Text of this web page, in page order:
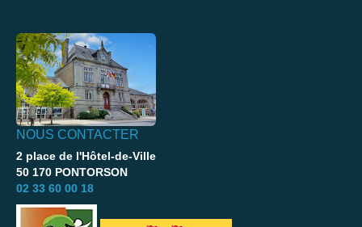
NOUS CONTACTER
2 place de l'Hôtel-de-Ville
50 170 PONTORSON
02 33 60 00 18